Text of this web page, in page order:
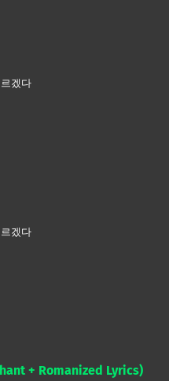
겠다
겠다
+ Romanized Lyrics)